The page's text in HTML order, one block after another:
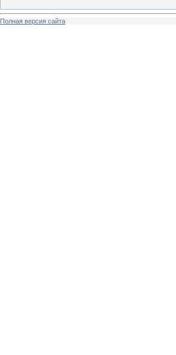
Полная версия сайта